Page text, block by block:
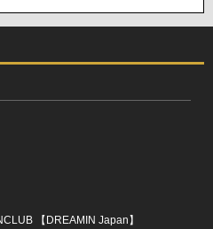
【DREAMIN Japan】